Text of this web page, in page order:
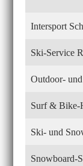
Intersport
Ski-Service
Outdoor-
Surf & Bike-
Ski- und
Snowboard-